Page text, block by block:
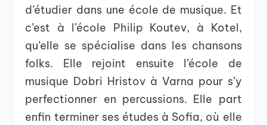
d’étudier dans une école de musique. Et
c’est à l’école Philip Koutev, à Kotel,
qu’elle se spécialise dans les chansons
folks. Elle rejoint ensuite l’école de
musique Dobri Hristov à Varna pour s’y
perfectionner en percussions. Elle part
enfin terminer ses études à Sofia, où elle